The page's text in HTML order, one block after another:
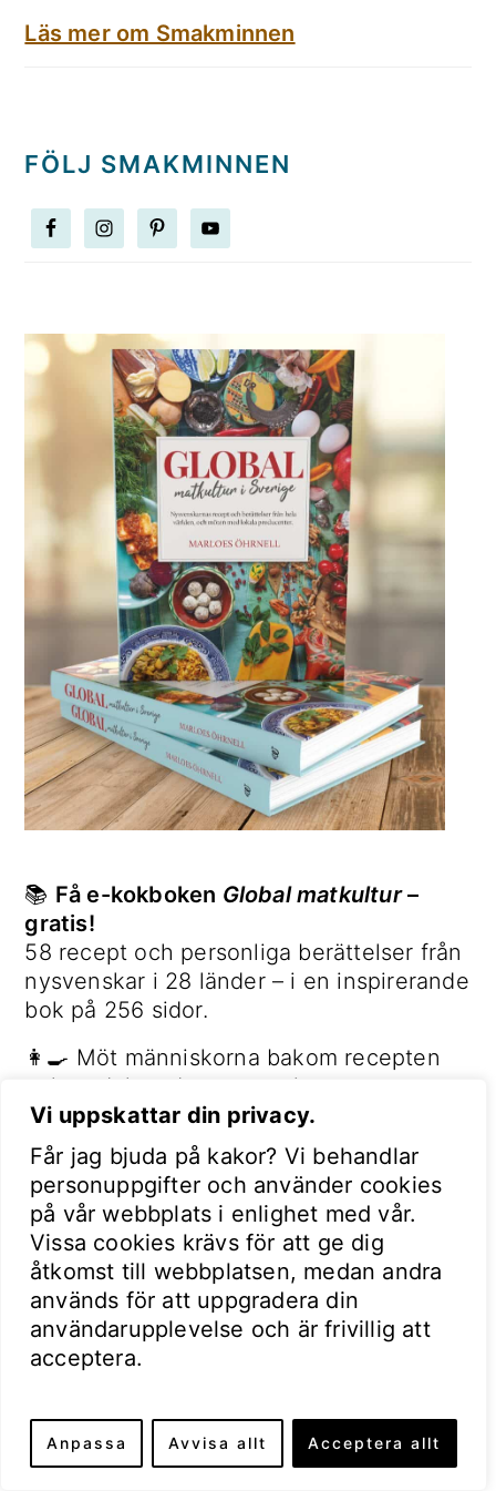
Vi uppskattar din privacy.
Får jag bjuda på kakor? Vi behandlar
personuppgifter och använder cookies
på vår webbplats i enlighet med vår.
Vissa cookies krävs för att ge dig
åtkomst till webbplatsen, medan andra
används för att uppgradera din
användarupplevelse och är frivillig att
acceptera.
Anpassa Avvisa allt Acceptera allt
Läs mer om Smakminnen
FÖLJ SMAKMINNEN
📚 Få e-kokboken Global matkultur–
gratis!
58 recept och personliga berättelser från
nysvenskar i 28 länder – i en inspirerande
bok på 256 sidor.
👩‍🍳 Möt människorna bakom recepten
och ta del av deras matminnen,
traditioner och vardag i Sverige.
🗓 📬 Gå med i nyhetsbrevet och få e-
boken direkt – plus historiska recept,
matinspiration och kultur i din inkorg.